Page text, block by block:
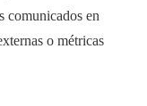
comunicados en
o métricas